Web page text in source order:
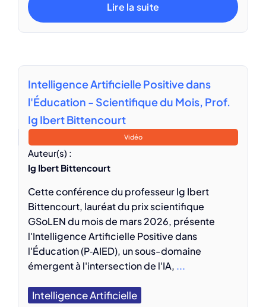
Lire la suite
Intelligence Artificielle Positive dans
l'Éducation - Scientifique du Mois, Prof.
Ig Ibert Bittencourt
Vidéo
Auteur(s) :
Ig Ibert Bittencourt
Cette conférence du professeur Ig Ibert
Bittencourt, lauréat du prix scientifique
GSoLEN du mois de mars 2026, présente
l'Intelligence Artificielle Positive dans
l'Éducation (P‑AIED), un sous-domaine
émergent à l'intersection de l'IA, ...
Intelligence Artificielle